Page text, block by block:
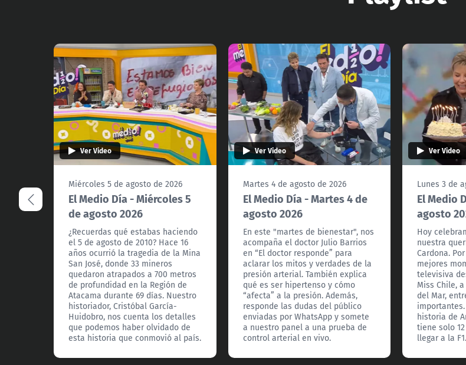
Ver Video
Miércoles 5 de agosto de 2026
El Medio Día - Miércoles 5
de agosto 2026
¿Recuerdas qué estabas haciendo
el 5 de agosto de 2010? Hace 16
años ocurrió la tragedia de la Mina
San José, donde 33 mineros
quedaron atrapados a 700 metros
de profundidad en la Región de
Atacama durante 69 días. Nuestro
historiador, Cristóbal García-
Huidobro, nos cuenta los detalles
que podemos haber olvidado de
esta historia que conmovió al país.
Ver Video
Martes 4 de agosto de 2026
El Medio Día - Martes 4 de
agosto 2026
En este "martes de bienestar", nos
acompaña el doctor Julio Barrios
en “El doctor responde” para
aclarar los mitos y verdades de la
presión arterial. También explica
qué es ser hipertenso y cómo
“afecta” a la presión. Además,
responde las dudas del público
enviadas por WhatsApp y somete
a nuestro panel a una prueba de
control arterial en vivo.
Ver Video
Lunes 3 de
El Medio
agosto
Hoy
nuestra
Cardona.
mejores
televisiva
Miss Chile,
del Mar,
historia de
tiene solo
llegar a la F1.